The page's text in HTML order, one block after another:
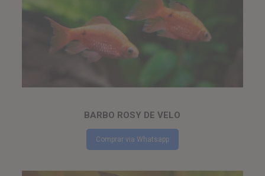
BARBO ROSY DE VELO
Comprar via Whatsapp